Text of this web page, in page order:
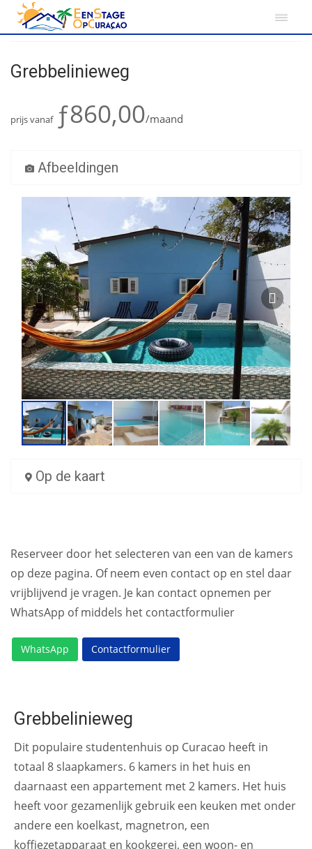
Home Curacao Grebbelinieweg
Grebbelinieweg
prijs vanaf ƒ860,00/maand
Afbeeldingen
Op de kaart
Reserveer door het selecteren van een van de kamers
op deze pagina. Of neem even contact op en stel daar
vrijblijvend je vragen. Je kan contact opnemen per
WhatsApp of middels het contactformulier
WhatsApp Contactformulier
Grebbelinieweg
Dit populaire studentenhuis op Curacao heeft in
totaal 8 slaapkamers. 6 kamers in het huis en
daarnaast een appartement met 2 kamers. Het huis
heeft voor gezamenlijk gebruik een keuken met onder
andere een koelkast, magnetron, een
koffiezetapparaat en kookgerei, een woon- en